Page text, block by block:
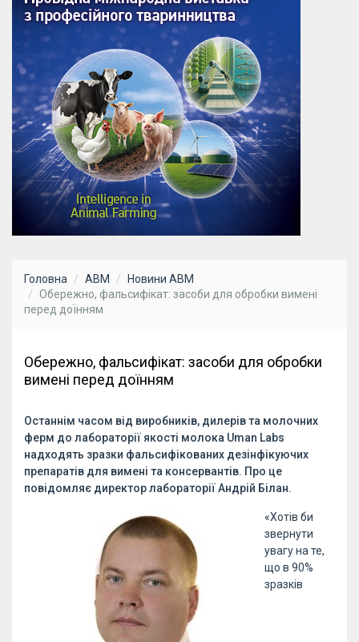
Головна АВМ
Новини АВМ
Обережно, фальсифікат: засоби для обробки вимені
перед доїнням
Обережно, фальсифікат: засоби для обробки
вимені перед доїнням
Останнім часом від виробників, дилерів та молочних
ферм до лабораторії якості молока Uman Labs
надходять зразки фальсифікованих дезінфікуючих
препаратів для вимені та консервантів. Про це
повідомляє директор лабораторії Андрій Білан.
«Хотів би
звернути
увагу на те,
що в 90%
зразків